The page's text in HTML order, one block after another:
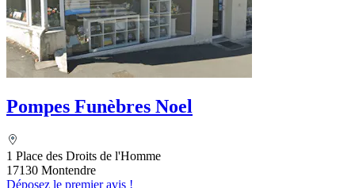
Pompes Funèbres Noel
1 Place des Droits de l'Homme
17130 Montendre
Déposez le premier avis !